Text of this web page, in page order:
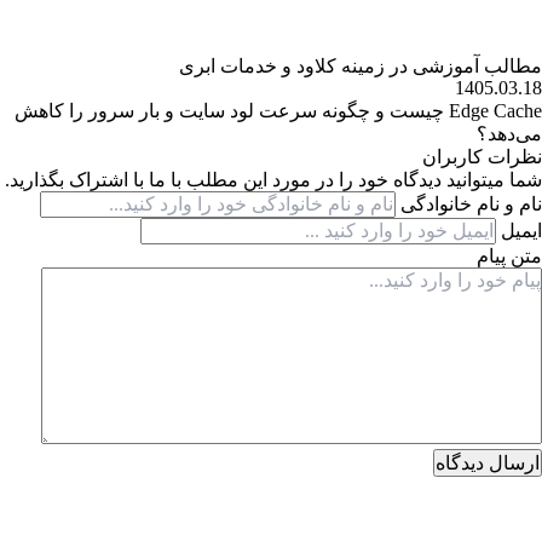
مطالب آموزشی در زمینه کلاود و خدمات ابری
1405.03.18
Edge Cache چیست و چگونه سرعت لود سایت و بار سرور را کاهش
می‌دهد؟
نظرات کاربران
شما میتوانید دیدگاه خود را در مورد این مطلب با ما با اشتراک بگذارید.
نام و نام خانوادگی
ایمیل
متن پیام
ارسال دیدگاه